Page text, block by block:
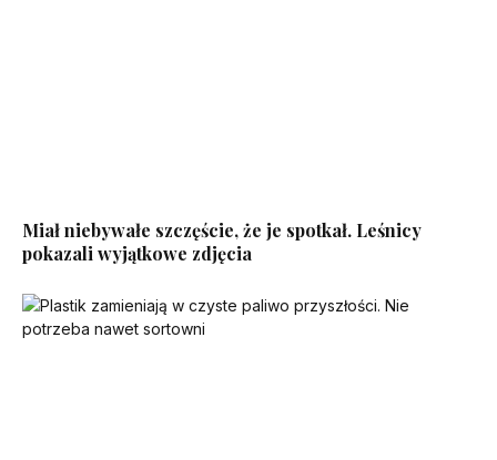
Miał niebywałe szczęście, że je spotkał. Leśnicy
pokazali wyjątkowe zdjęcia